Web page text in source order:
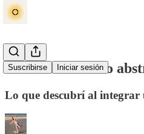
Suscribirse Iniciar sesión
Humildades en lo
Lo que descubrí al